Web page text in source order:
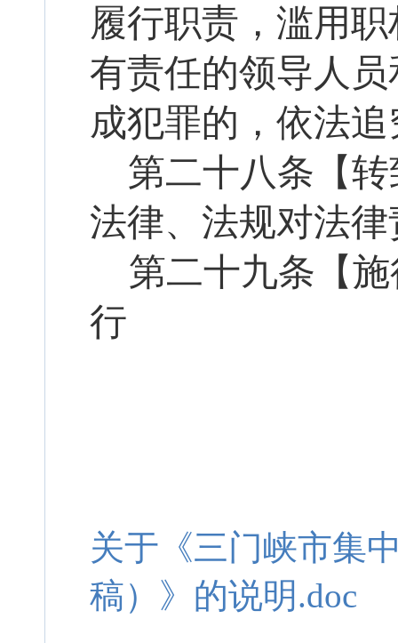
履行职责，滥用
有责任的领导人
成犯罪的，依法
第二十八条【
法律、法规对法
第二十九条【
行
关于《三门峡市集
稿）》的说明.doc